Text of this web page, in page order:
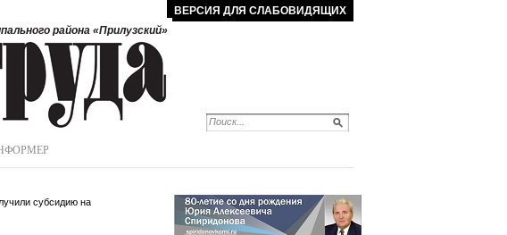
ВЕРСИЯ ДЛЯ СЛАБОВИДЯЩИХ
района «Прилузский»
субсидию на